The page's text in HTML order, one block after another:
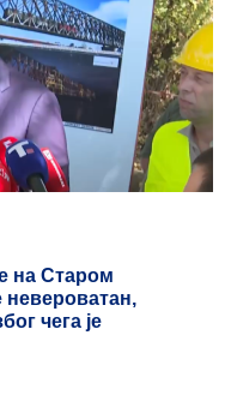
на Старом
невероватан,
чега је